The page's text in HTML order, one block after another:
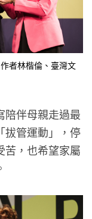
者林楷倫、臺灣文
陪伴母親走過最
拔管運動」，停
苦，也希望家屬